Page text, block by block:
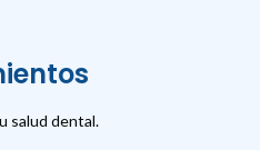
salud dental.